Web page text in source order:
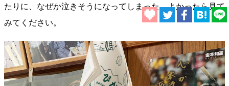
たりに、なぜか泣きそうになってしまった。よかったら見て
みてください。